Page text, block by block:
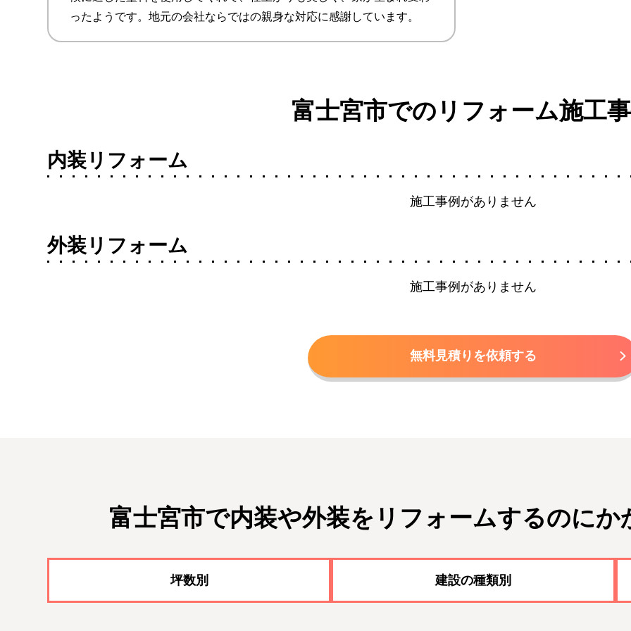
ったようです。地元の会社ならではの親身な対応に感謝しています。
富士宮市でのリフォーム施工
内装リフォーム
施工事例がありません
外装リフォーム
施工事例がありません
無料見積りを依頼する
富士宮市で内装や外装をリフォームするのにか
坪数別 建設の種類別